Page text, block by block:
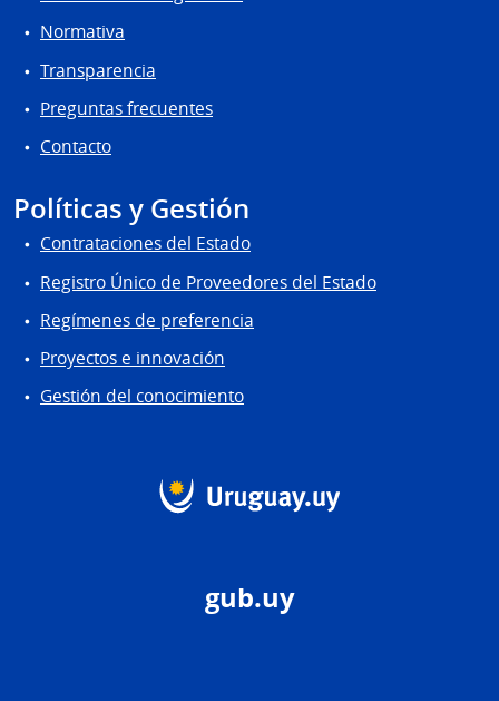
Normativa
Transparencia
Preguntas frecuentes
Contacto
Políticas y Gestión
Contrataciones del Estado
Registro Único de Proveedores del Estado
Regímenes de preferencia
Proyectos e innovación
Gestión del conocimiento
gub.uy